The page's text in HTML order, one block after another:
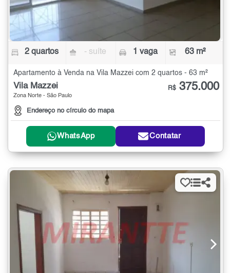
2 quartos - suíte 1 vaga 63 m²
Apartamento à Venda na Vila Mazzei com 2 quartos - 63 m²
Vila Mazzei
Zona Norte - São Paulo
Endereço no círculo do mapa
R$ 375.000
WhatsApp Contatar